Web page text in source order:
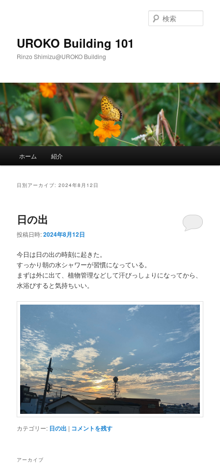
へ
移
動
移
動
UROKO Building 101
Rinzo Shimizu@UROKO Building
索
ホーム 紹介
日別アーカイブ:2024年8月12日
日の出
投稿日時:2024年8月12日
今日は日の出の時刻に起きた。
すっかり朝の水シャワーが習慣になっている。
まずは外に出て、植物管理などして汗びっしょりになってから、
水浴びすると気持ちいい。
カテゴリー: 日の出 | コメントを残す
アーカイブ